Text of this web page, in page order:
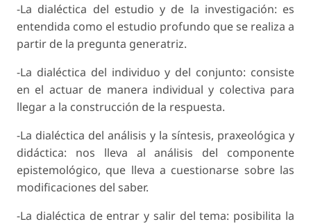
-La dialéctica del estudio y de la investigación: es
entendida como el estudio profundo que se realiza a
partir de la pregunta generatriz.
-La dialéctica del individuo y del conjunto: con­siste
en el actuar de manera individual y colecti­va para
llegar a la construcción de la respuesta.
-La dialéctica del análisis y la síntesis, praxeoló­gica y
didáctica: nos lleva al análisis del compo­nente
epistemológico, que lleva a cuestionarse sobre las
modificaciones del saber.
-La dialéctica de entrar y salir del tema: posibilita la